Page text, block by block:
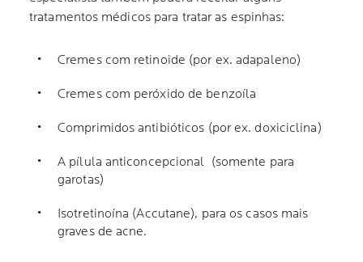
tratamentos médicos para tratar as espinhas:
Cremes com retinoide (por ex. adapaleno)
Cremes com peróxido de benzoíla
Comprimidos antibióticos (por ex. doxiciclina)
A pílula anticoncepcional (somente para
garotas)
Isotretinoína (Accutane), para os casos mais
graves de acne.